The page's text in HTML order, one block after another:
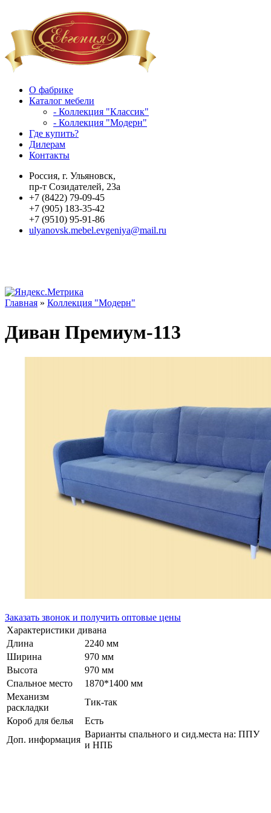
О фабрике
Каталог мебели
- Коллекция "Классик"
- Коллекция "Модерн"
Где купить?
Дилерам
Контакты
Россия, г. Ульяновск,
пр-т Созидателей, 23а
+7 (8422) 79-09-45
+7 (905) 183-35-42
+7 (9510) 95-91-86
ulyanovsk.mebel.evgeniya@mail.ru
Главная » Коллекция "Модерн"
Диван Премиум-113
Заказать звонок и получить оптовые цены
Характеристики дивана
Длина
2240 мм
Ширина
970 мм
Высота
970 мм
Спальное место
1870*1400 мм
Механизм
раскладки
Тик-так
Короб для белья
Есть
Доп. информация
Варианты спального и сид.места на: ППУ
и НПБ